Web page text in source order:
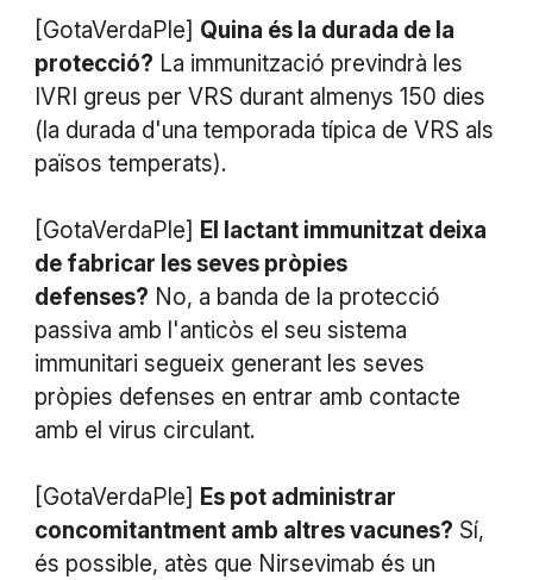
[GotaVerdaPle] Quina és la durada de la
protecció? La immunització previndrà les
IVRI greus per VRS durant almenys 150 dies
(la durada d'una temporada típica de VRS als
països temperats).
[GotaVerdaPle] El lactant immunitzat deixa
de fabricar les seves pròpies
defenses? No, a banda de la protecció
passiva amb l'anticòs el seu sistema
immunitari segueix generant les seves
pròpies defenses en entrar amb contacte
amb el virus circulant.
[GotaVerdaPle] Es pot administrar
concomitantment amb altres vacunes? Sí,
és possible, atès que Nirsevimab és un